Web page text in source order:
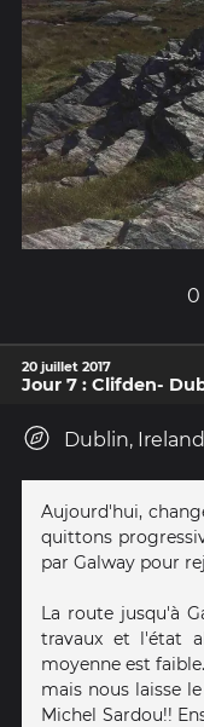
0
20 juillet 2017
Jour 7 : Clifden-
Dublin, Ireland
Aujourd'hui,
quittons
par Galway pour
La route jusqu'à
travaux et l'état
moyenne est
mais nous laisse
Michel Sardou!!